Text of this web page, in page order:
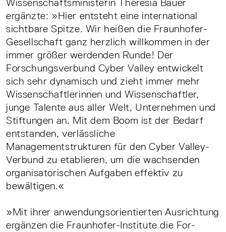
Wissenschaftsministerin Theresia Bauer
ergänzte: »Hier entsteht eine international
sichtbare Spitze. Wir heißen die Fraunhofer-
Gesellschaft ganz herzlich willkommen in der
immer größer werdenden Runde! Der
Forschungsverbund Cyber Valley entwickelt
sich sehr dynamisch und zieht immer mehr
Wissenschaftlerinnen und Wissenschaftler,
junge Talente aus aller Welt, Unternehmen und
Stiftungen an. Mit dem Boom ist der Bedarf
entstanden, verlässliche
Managementstrukturen für den Cyber Valley-
Verbund zu etablieren, um die wachsenden
organisatorischen Aufgaben effektiv zu
bewältigen.«
»Mit ihrer anwendungsorientierten Ausrichtung
ergänzen die Fraunhofer-Institute die For-